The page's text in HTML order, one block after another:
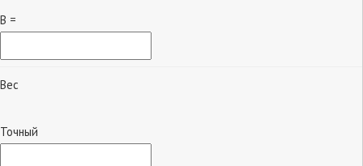
B =
Вес
Точный